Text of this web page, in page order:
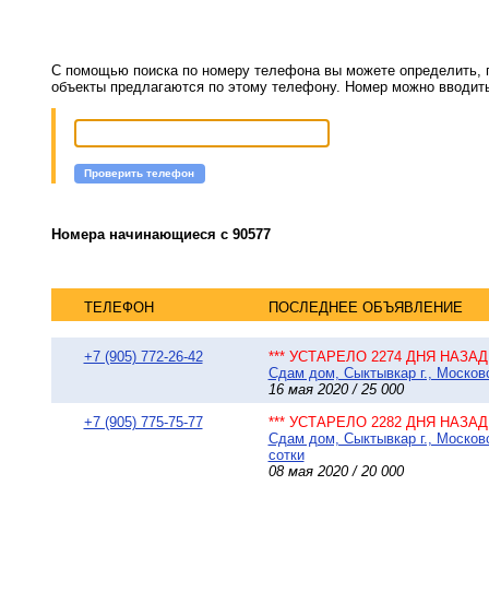
С помощью поиска по номеру телефона вы можете определить,
объекты предлагаются по этому телефону. Номер можно
Проверить телефон
Номера начинающиеся с 90577
ТЕЛЕФОН ПОСЛЕДНЕЕ ОБЪЯВЛЕНИЕ
+7 (905) 772-26-42
*** УСТАРЕЛО 2274 ДНЯ НАЗАД
Сдам дом, Сыктывкар г.,
16 мая 2020 / 25 000
+7 (905) 775-75-77
*** УСТАРЕЛО 2282 ДНЯ НАЗАД
Сдам дом, Сыктывкар г.,
сотки
08 мая 2020 / 20 000